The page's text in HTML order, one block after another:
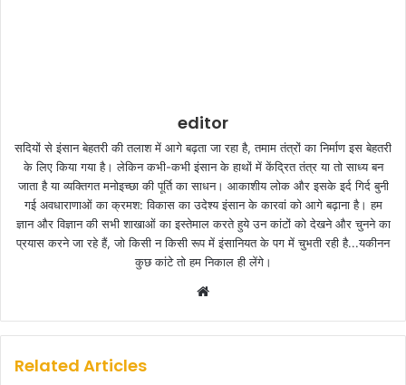
editor
सदियों से इंसान बेहतरी की तलाश में आगे बढ़ता जा रहा है, तमाम तंत्रों का निर्माण इस बेहतरी
के लिए किया गया है। लेकिन कभी-कभी इंसान के हाथों में केंद्रित तंत्र या तो साध्य बन
जाता है या व्यक्तिगत मनोइच्छा की पूर्ति का साधन। आकाशीय लोक और इसके इर्द गिर्द बुनी
गई अवधाराणाओं का क्रमश: विकास का उदेश्य इंसान के कारवां को आगे बढ़ाना है। हम
ज्ञान और विज्ञान की सभी शाखाओं का इस्तेमाल करते हुये उन कांटों को देखने और चुनने का
प्रयास करने जा रहे हैं, जो किसी न किसी रूप में इंसानियत के पग में चुभती रही है...यकीनन
कुछ कांटे तो हम निकाल ही लेंगे।
b
Related Articles